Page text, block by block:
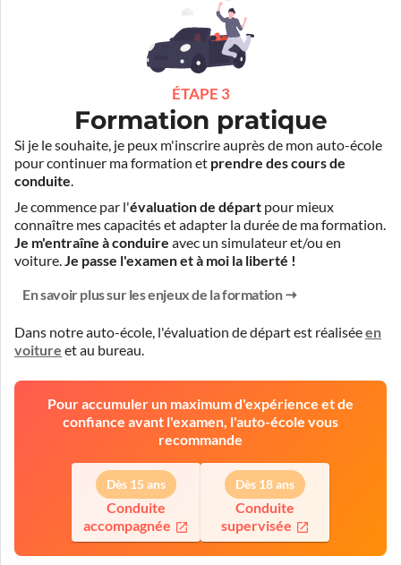
ÉTAPE 3
Formation pratique
Si je le souhaite, je peux m'inscrire auprès de mon auto-école
pour continuer ma formation et prendre des cours de
conduite.
Je commence par l'évaluation de départ pour mieux
connaître mes capacités et adapter la durée de ma formation.
Je m'entraîne à conduire avec un simulateur et/ou en
voiture.Je passe l'examen et à moi la liberté !
En savoir plus sur les enjeux de la formation
Dans notre auto-école, l'évaluation de départ est réaliséeen
voiture etau bureau.
Pour accumuler un maximum d'expérience et de
confiance avant l'examen, l'auto-école vous
recommande
Dès 15 ans
Conduite
accompagnée
Dès 18 ans
Conduite
supervisée